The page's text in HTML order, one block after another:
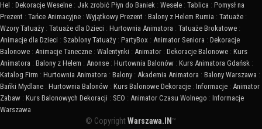
Hel : Dekoracje Weselne : Jak zrobić Płyn do Baniek : Wesele : Tablica : Pomysł na
Prezent : Tańce Animacyjne : Wyjątkowy Prezent : Balony z Helem Rumia : Tatuaże :
Wzory Tatuaży : Tatuaże dla Dzieci : Hurtownia Animatora : Tatuaże Brokatowe :
Animacje dla Dzieci : Szablony Tatuaży : PartyBox : Animator Seniora : Dekoracje
Balonowe : Animacje Taneczne : Walentynki : Animator : Dekoracje Balonowe : Kurs
Animatora : Balony z Helem : Anonse : Hurtownia Balonów : Kurs Animatora Gdańsk :
Katalog Firm : Hurtownia Animatora : Balony : Akademia Animatora : Balony Warszawa :
Bańki Mydlane : Hurtownia Balonów : Kurs Balonowe Dekoracje : Informacje : Animator
Zabaw : Kurs Balonowych Dekoracji : SEO : Animator Czasu Wolnego : Informacje
Warszawa
© CopyrightWarszawa.IN ™